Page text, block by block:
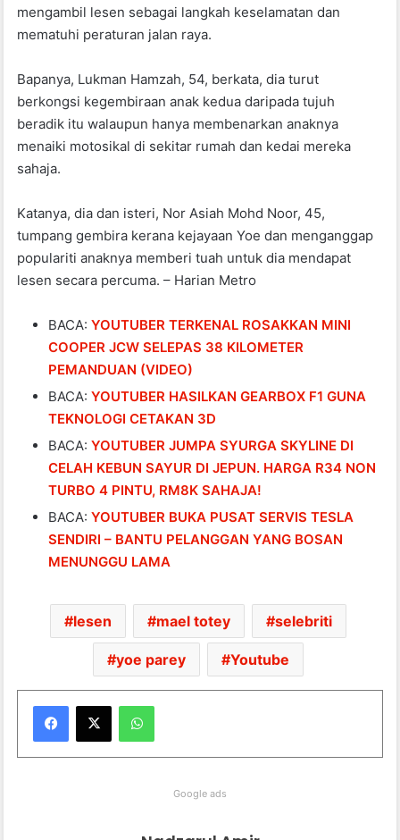
mengambil lesen sebagai langkah keselamatan dan
mematuhi peraturan jalan raya.
Bapanya, Lukman Hamzah, 54, berkata, dia turut
berkongsi kegembiraan anak kedua daripada tujuh
beradik itu walaupun hanya membenarkan anaknya
menaiki motosikal di sekitar rumah dan kedai mereka
sahaja.
Katanya, dia dan isteri, Nor Asiah Mohd Noor, 45,
tumpang gembira kerana kejayaan Yoe dan menganggap
populariti anaknya memberi tuah untuk dia mendapat
lesen secara percuma. – Harian Metro
BACA:YOUTUBER TERKENAL ROSAKKAN MINI
COOPER JCW SELEPAS 38 KILOMETER
PEMANDUAN (VIDEO)
BACA:YOUTUBER HASILKAN GEARBOX F1 GUNA
TEKNOLOGI CETAKAN 3D
BACA:YOUTUBER JUMPA SYURGA SKYLINE DI
CELAH KEBUN SAYUR DI JEPUN. HARGA R34 NON
TURBO 4 PINTU, RM8K SAHAJA!
BACA:YOUTUBER BUKA PUSAT SERVIS TESLA
SENDIRI – BANTU PELANGGAN YANG BOSAN
MENUNGGU LAMA
lesen mael totey selebriti
yoe parey Youtube
WhatsApp
Google ads